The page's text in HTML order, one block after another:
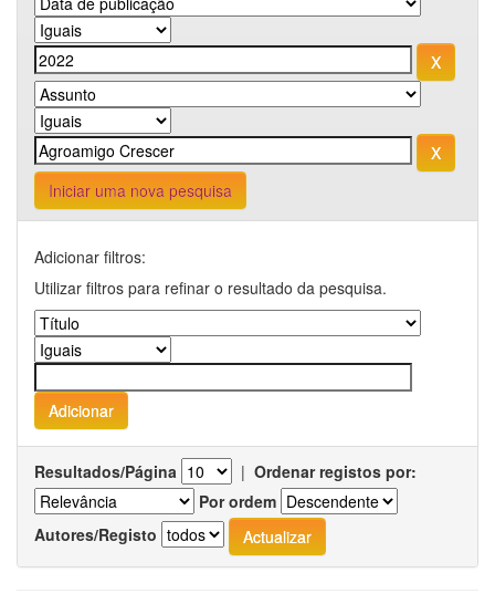
Iniciar uma nova pesquisa
Adicionar filtros:
Utilizar filtros para refinar o resultado da pesquisa.
Resultados/Página | Ordenar registos por:
Por ordem
Autores/Registo